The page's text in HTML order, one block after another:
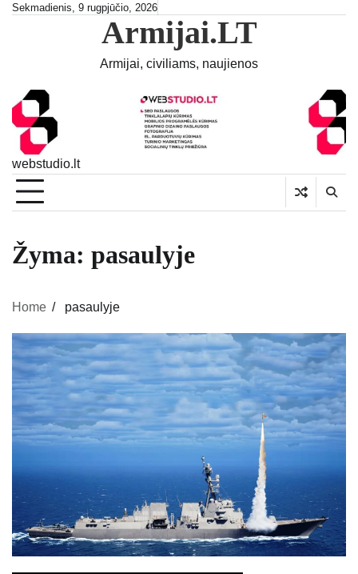
SkipSekmadienis, 9 rugpjūčio, 2026
Armijai.LT
Armijai, civiliams, naujienos
webstudio.lt
Žyma: pasaulyje
Home pasaulyje